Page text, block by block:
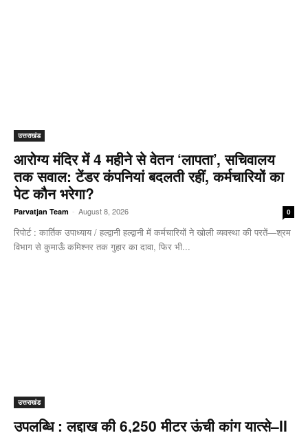
उत्तराखंड
आरोग्य मंदिर में 4 महीने से वेतन ‘लापता’, सचिवालय
तक सवाल: टेंडर कंपनियां बदलती रहीं, कर्मचारियों का
पेट कौन भरेगा?
Parvatjan Team - August 8, 2026 0
रिपोर्ट : कार्तिक उपाध्याय / हल्द्वानी हल्द्वानी में कर्मचारियों ने खोली व्यवस्था की परतें—श्रम
विभाग से कुमाऊँ कमिश्नर तक गुहार का दावा, फिर भी...
उत्तराखंड
उपलब्धि : लद्दाख की 6,250 मीटर ऊंची कांग यात्से–II